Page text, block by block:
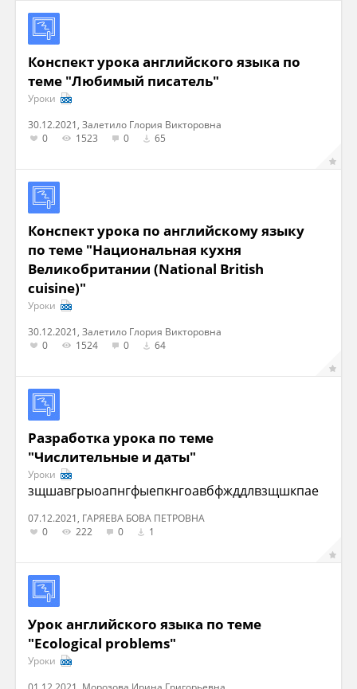
Конспект урока английского языка по
теме "Любимый писатель"
Уроки
30.12.2021, Залетило Глория Викторовна
0
1523 0 65
Конспект урока по английскому языку
по теме "Национальная кухня
Великобритании (National British
cuisine)"
Уроки
30.12.2021, Залетило Глория Викторовна
0
1524 0 64
Разработка урока по теме
"Числительные и даты"
Уроки
зщшавгрыоапнгфыепкнгоавбфжддлвзщшкпае
07.12.2021, ГАРЯЕВА БОВА ПЕТРОВНА
0
222 0 1
Урок английского языка по теме
"Ecological problems"
Уроки